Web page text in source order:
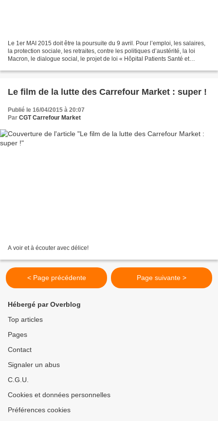
Le 1er MAI 2015 doit être la poursuite du 9 avril. Pour l’emploi, les salaires,
la protection sociale, les retraites, contre les politiques d’austérité, la loi
Macron, le dialogue social, le projet de loi « Hôpital Patients Santé et
Le film de la lutte des Carrefour Market : super !
Publié le 16/04/2015 à 20:07
Par CGT Carrefour Market
A voir et à écouter avec délice!
< Page précédente Page suivante >
Hébergé par Overblog
Top articles
Pages
Contact
Signaler un abus
C.G.U.
Cookies et données personnelles
Préférences cookies